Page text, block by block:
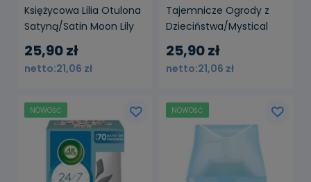
Księżycowa Lilia Otulona
Satyną/Satin Moon Lily
250ml Wkład
25,90 zł
21,06 zł
Tajemnicze Ogrody z
Dzieciństwa/Mystical
Gardens 250 ml Wkład
25,90 zł
21,06 zł
NOWOŚĆ NOWOŚĆ